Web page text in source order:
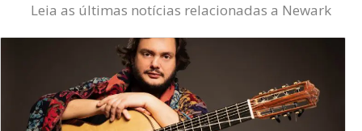
Leia as últimas notícias relacionadas a Newark